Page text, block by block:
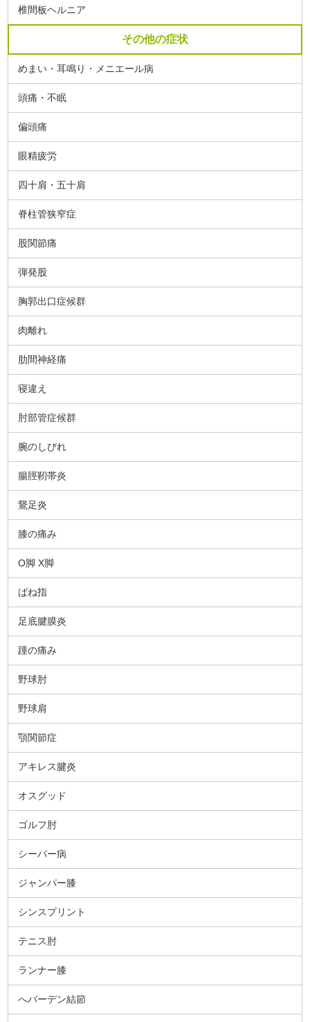
椎間板ヘルニア
その他の症状
めまい・耳鳴り・メニエール病
頭痛・不眠
偏頭痛
眼精疲労
四十肩・五十肩
脊柱管狭窄症
股関節痛
弾発股
胸郭出口症候群
肉離れ
肋間神経痛
寝違え
肘部管症候群
腕のしびれ
腸脛靭帯炎
鵞足炎
膝の痛み
O脚 X脚
ばね指
足底腱膜炎
踵の痛み
野球肘
野球肩
顎関節症
アキレス腱炎
オスグッド
ゴルフ肘
シーバー病
ジャンパー膝
シンスプリント
テニス肘
ランナー膝
へバーデン結節